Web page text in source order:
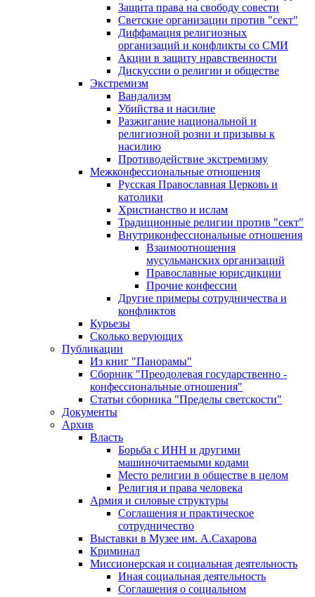
Защита права на свободу совести
Светские организации против "сект"
Диффамация религиозных
организаций и конфликты со СМИ
Акции в защиту нравственности
Дискуссии о религии и обществе
Экстремизм
Вандализм
Убийства и насилие
Разжигание национальной и
религиозной розни и призывы к
насилию
Противодействие экстремизму
Межконфессиональные отношения
Русская Православная Церковь и
католики
Христианство и ислам
Традиционные религии против "сект"
Внутриконфессиональные отношения
Взаимоотношения
мусульманских организаций
Православные юрисдикции
Прочие конфессии
Другие примеры сотрудничества и
конфликтов
Курьезы
Сколько верующих
Публикации
Из книг "Панорамы"
Сборник "Преодолевая государственно -
конфессиональные отношения"
Статьи сборника "Пределы светскости"
Документы
Архив
Власть
Борьба с ИНН и другими
машиночитаемыми кодами
Место религии в обществе в целом
Религия и права человека
Армия и силовые структуры
Соглашения и практическое
сотрудничество
Выставки в Музее им. А.Сахарова
Криминал
Миссионерская и социальная деятельность
Иная социальная деятельность
Соглашения о социальном